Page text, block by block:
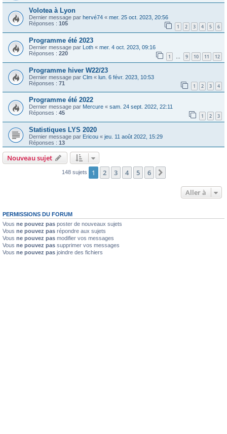
Volotea à Lyon
Dernier message par hervé74 « mer. 25 oct. 2023, 20:56
Réponses : 105 1 2 3 4 5 6
Programme été 2023
Dernier message par Loth « mer. 4 oct. 2023, 09:16
Réponses : 220 1 … 9 10 11 12
Programme hiver W22/23
Dernier message par Clm « lun. 6 févr. 2023, 10:53
Réponses : 71 1 2 3 4
Programme été 2022
Dernier message par Mercure « sam. 24 sept. 2022, 22:11
Réponses : 45 1 2 3
Statistiques LYS 2020
Dernier message par Ericou « jeu. 11 août 2022, 15:29
Réponses : 13
Nouveau sujet
148 sujets 1 2 3 4 5 6
Aller à
PERMISSIONS DU FORUM
Vous ne pouvez pas poster de nouveaux sujets
Vous ne pouvez pas répondre aux sujets
Vous ne pouvez pas modifier vos messages
Vous ne pouvez pas supprimer vos messages
Vous ne pouvez pas joindre des fichiers